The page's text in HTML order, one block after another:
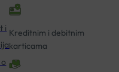
i Kreditnim i debitnim
karticama